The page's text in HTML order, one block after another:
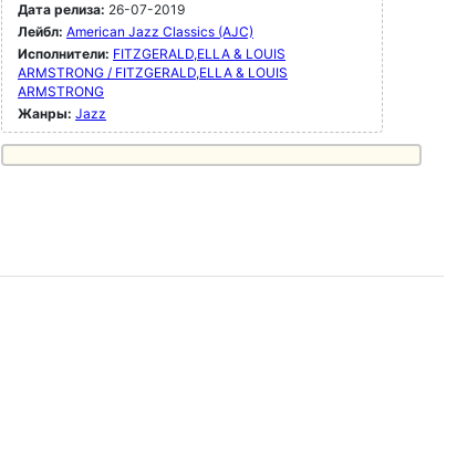
Дата релиза: 26-07-2019
Лейбл: American Jazz Classics (AJC)
Исполнители: FITZGERALD,ELLA & LOUIS
ARMSTRONG / FITZGERALD,ELLA & LOUIS
ARMSTRONG
Жанры: Jazz